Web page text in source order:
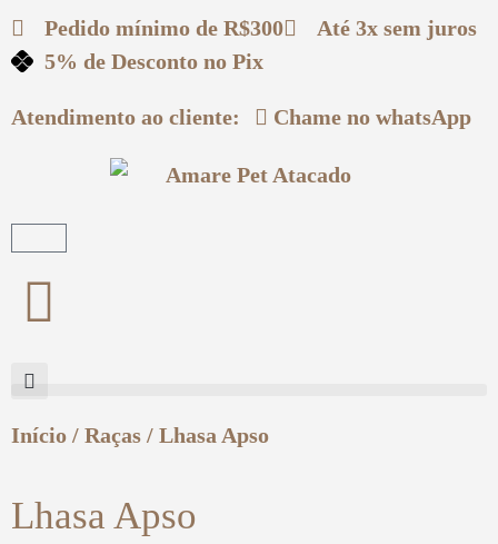
Pedido mínimo de R$300 Até 3x sem juros
5% de Desconto no Pix
Atendimento ao cliente: Chame no whatsApp
Início / Raças / Lhasa Apso
Lhasa Apso